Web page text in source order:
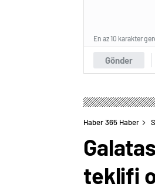
Gönder
En az 10 karakter
Haber 365 Haber
teklifi